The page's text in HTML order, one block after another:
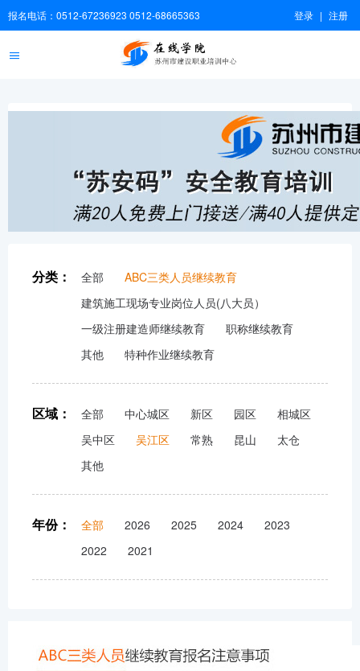
报名电话：0512-67236923 0512-68665363 登录 | 注册
分类： 全部
ABC三类人员继续教育
建筑施工现场专业岗位人员(八大员）
一级注册建造师继续教育
职称继续教育
其他
特种作业继续教育
区域： 全部 中心城区 新区 园区
相城区
吴中区
吴江区 常熟 昆山
太仓
其他
年份： 全部 2026 2025 2024
2023
2022
2021